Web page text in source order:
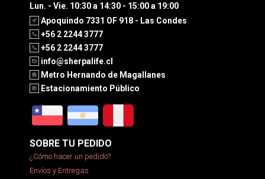
Lun. - Vie. 10:30 a 14:30 - 15:00 a 19:00
Apoquindo 7331 OF 918 - Las Condes
+56 2 2244 3777
+56 2 2244 3777
info@sherpalife.cl
Metro Hernando de Magallanes
Estacionamiento Público
SOBRE TU PEDIDO
¿Cómo hacer un pedido?
Envíos y Entregas